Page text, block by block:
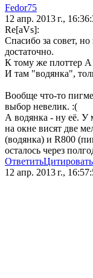
Fedor75
12 апр. 2013 г.,
Re[aVs]:
Спасибо за совет,
достаточно.
К тому же плоттер
И там "водянка",
Вообще что-то
выбор невелик. :(
А водянка - ну её. У
на окне висят две
(водянка) и R800
осталось через
ОтветитьЦитировать
12 апр. 2013 г.,